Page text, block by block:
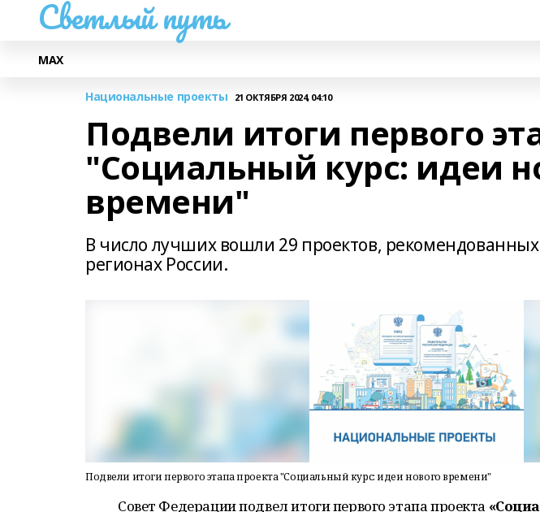
Светлый путь
МАХ
Национальные проекты 21 ОКТЯБРЯ 2024, 04:10
Подвели итоги первого
"Социальный курс: идеи
времени"
В число лучших вошли 29 проектов,
регионах России.
Подвели итоги первого этапа проекта "Социальный курс: идеи нового времени"
Совет Федерации подвел итоги первого этапа проекта